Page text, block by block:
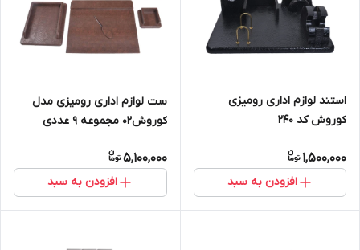
استند لوازم اداری رومیزی
کوروش کد 240
1,500,000
افزودن به سبد
ست لوازم اداری رومیزی مدل
کوروش02 مجموعه 9 عددی
5,100,000
افزودن به سبد